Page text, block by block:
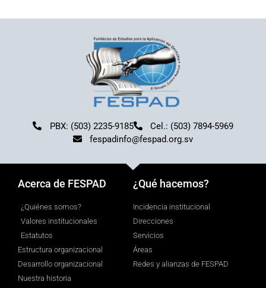
PBX: (503) 2235-9185
Cel.: (503) 7894-5969
fespadinfo@fespad.org.sv
Acerca de FESPAD
¿Quiénes somos?
Valores institucionales
Estatutos
Estructura organizacional
Desarrollo organizacional
Nuestra historia
¿Qué hacemos?
Incidencia institucional
Direcciones
Servicios
Áreas
Redes y alianzas de FESPAD